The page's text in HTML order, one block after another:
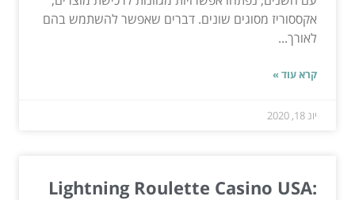
אקססוריז מסוגים שונים. דברים שאפשר להשתמש בהם
לאורך...
קרא עוד »
יונ 18, 2020
Lightning Roulette Casino USA: